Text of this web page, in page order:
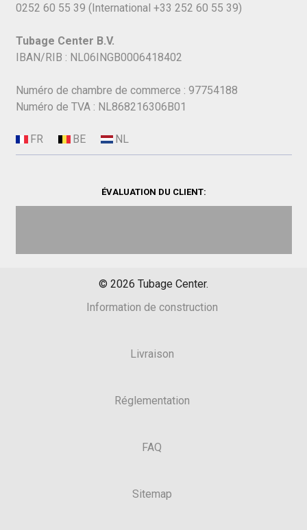
0252 60 55 39 (International +33 252 60 55 39)
Tubage Center B.V.
IBAN/RIB : NL06INGB0006418402
Numéro de chambre de commerce : 97754188
Numéro de TVA : NL868216306B01
ÉVALUATION DU CLIENT:
© 2026 Tubage Center.
Information de construction
Livraison
Réglementation
FAQ
Sitemap